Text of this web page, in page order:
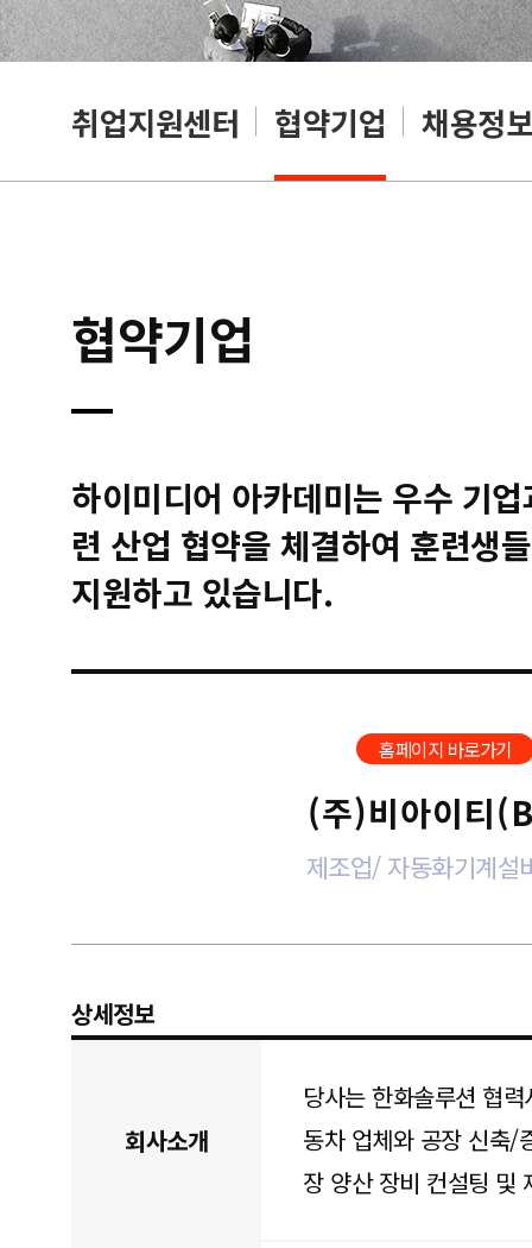
취업지원센터 협약기업 채용정보
협약기업
하이미디어 아카데미는 우수 기
련 산업 협약을 체결하여 훈련생
지원하고 있습니다.
홈페이지 바로가기
(주)비아이티
제조업/ 자동화기계설
상세정보
회사소개
당사는 한화솔루션 협
동차 업체와 공장 신축/
장 양산 장비 컨설팅 및